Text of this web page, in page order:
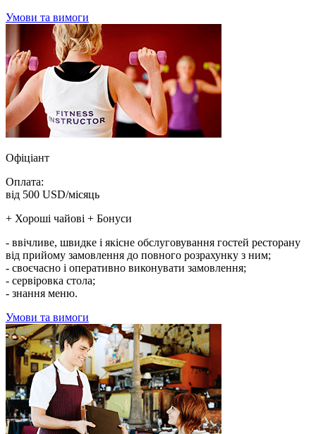
Умови та вимоги
Офіціант
Оплата:
від 500 USD/місяць
+ Хороші чайові + Бонуси
- ввічливе, швидке і якісне обслуговування гостей ресторану
від прийому замовлення до повного розрахунку з ним;
- своєчасно і оперативно виконувати замовлення;
- сервіровка стола;
- знання меню.
Умови та вимоги